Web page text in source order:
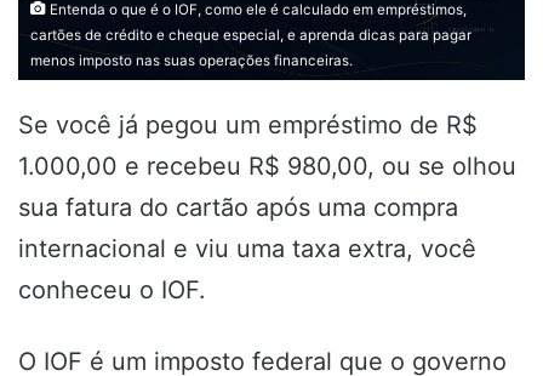
Entenda o que é o IOF, como ele é calculado em empréstimos,
cartões de crédito e cheque especial, e aprenda dicas para pagar
menos imposto nas suas operações financeiras.
Se você já pegou um empréstimo de R$
1.000,00 e recebeu R$ 980,00, ou se olhou
sua fatura do cartão após uma compra
internacional e viu uma taxa extra, você
conheceu o IOF.
O IOF é um imposto federal que o governo